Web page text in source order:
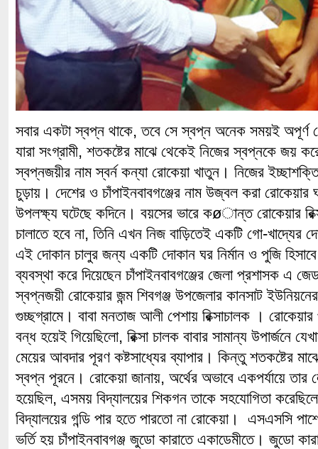
সবার একটা স্বপ্ন থাকে, তবে সে স্বপ্ন অনেক সময়ই অপূর্ণ
যারা সংগ্রামী, শতকষ্টের মাঝে থেকেই নিজের স্বপ্নকে জয়
স্বপ্নজয়ীর নাম স্বর্ন কন্যা রোকেয়া খাতুন। নিজের
চুড়ায়। দেশের ও চাঁপাইনবাবগঞ্জের নাম উজ্বল করা
উপলক্ষ্য ঘটেছে কদিনে। বয়সের ভারে কøান্ত রোকেয়ার
চালাতে হবে না, তিনি এখন নিজ বাড়িতেই একটি গো-
এই দোকান চালুর জন্য একটি দোকান ঘর নির্মান ও পুজি
ব্যবস্থা করে দিয়েছেন চাঁপাইনবাবগঞ্জের জেলা প্রশাসক এ
স্বপ্নজয়ী রোকেয়ার জন্ম শিবগঞ্জ উপজেলার কানসাট ইউনিয়নের
গুচ্ছগ্রামে। বাবা মনতাজ আলী পেশায় রিক্সাচালক ।
বন্ধ হয়েই গিয়েছিলো, রিক্সা চালক বাবার সামান্য উপার্জনে
মেয়ের আবদার পূরণ কষ্টসাধ্যের ব্যাপার। কিন্তু শতকষ্টের
স্বপ্ন পূরনে। রোকেয়া জানায়, অর্থের অভাবে একপর্যায়ে
হয়েছিল, এসময় বিদ্যালয়ের শিকগন তাকে সহযোগিতা
বিদ্যালয়ের গন্ডি পার হতে পারতো না রোকেয়া। এসএসসি
ভর্তি হয় চাঁপাইনবাবগঞ্জ জুডো কারাতে একাডেমীতে। জুডো